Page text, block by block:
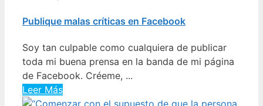
Publique malas críticas en Facebook
Soy tan culpable como cualquiera de publicar
toda mi buena prensa en la banda de mi página
de Facebook. Créeme, ...
Leer Más